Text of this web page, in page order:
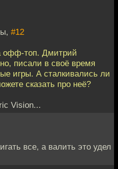
#12
офф-топ. Дмитрий
писали в своё время
игры. А сталкивались ли
сказать про неё?
Vision...
все, а валить это удел